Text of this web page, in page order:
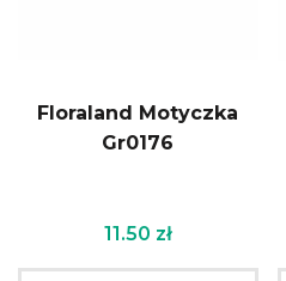
Floraland Motyczka
Gr0176
11.50 zł